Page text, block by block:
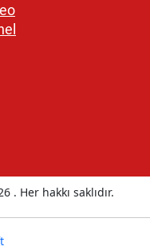
. Her hakkı saklıdır.